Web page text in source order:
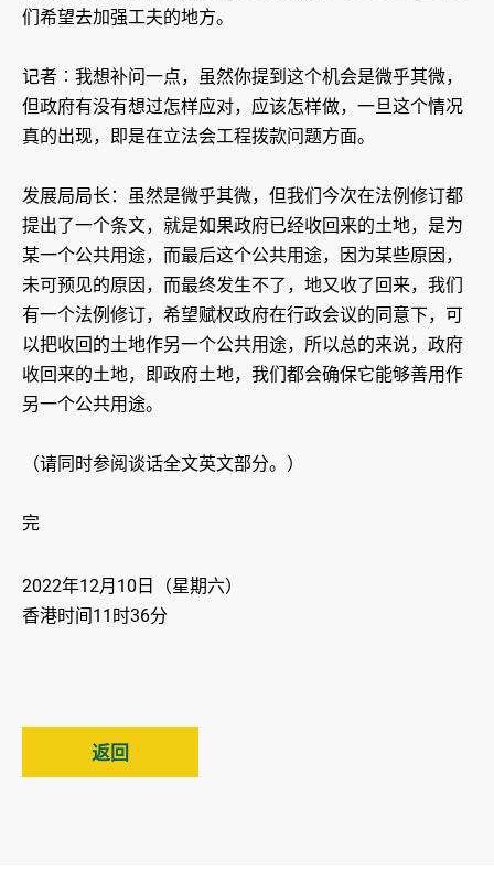
们希望去加强工夫的地方。
记者︰我想补问一点，虽然你提到这个机会是微乎其微，
但政府有没有想过怎样应对，应该怎样做，一旦这个情况
真的出现，即是在立法会工程拨款问题方面。
发展局局长：虽然是微乎其微，但我们今次在法例修订都
提出了一个条文，就是如果政府已经收回来的土地，是为
某一个公共用途，而最后这个公共用途，因为某些原因，
未可预见的原因，而最终发生不了，地又收了回来，我们
有一个法例修订，希望赋权政府在行政会议的同意下，可
以把收回的土地作另一个公共用途，所以总的来说，政府
收回来的土地，即政府土地，我们都会确保它能够善用作
另一个公共用途。
（请同时参阅谈话全文英文部分。）
完
2022年12月10日（星期六）
香港时间11时36分
返回